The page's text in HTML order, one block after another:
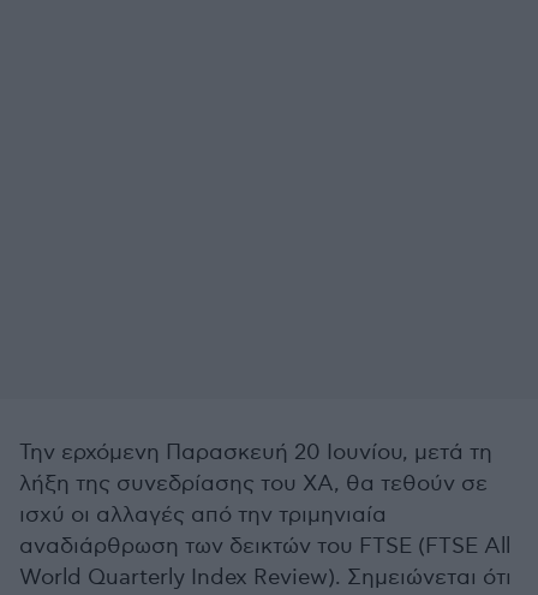
Την ερχόμενη Παρασκευή 20 Ιουνίου, μετά τη
λήξη της συνεδρίασης του ΧΑ, θα τεθούν σε
ισχύ οι αλλαγές από την τριμηνιαία
αναδιάρθρωση των δεικτών του FTSE (FTSE All
World Quarterly Index Review). Σημειώνεται ότι